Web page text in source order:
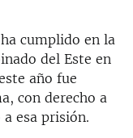
cumplido en la
del Este en
año fue
con derecho a
esa prisión.